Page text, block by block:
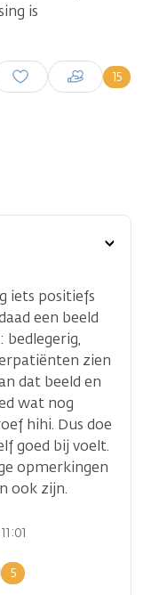
is
15
een reactie te
iets positiefs
een beeld
bedlegerig,
zien
dat beeld en
wat nog
hihi. Dus doe
goed bij voelt.
opmerkingen
ook zijn.
5
Toon